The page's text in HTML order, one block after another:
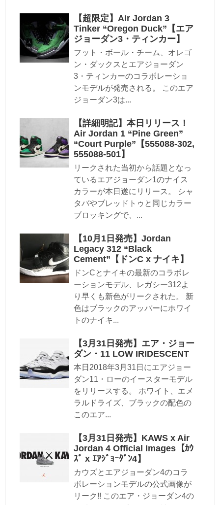
【超限定】Air Jordan 3
Tinker “Oregon Duck”【エア
ジョーダン3・ティンカー】
フット・ボール・チーム、オレゴ
ン・ダックスとエアジョーダン
3・ティンカーのコラボレーショ
ンモデルが発売される。 このエア
ジョーダン3は...
【詳細明記】本日リリース！
Air Jordan 1 “Pine Green”
“Court Purple”【555088-302,
555088-501】
リークされた当初から話題となっ
ているエアジョーダン1のナイス
カラーが本日遂にリリース。 シャ
タバやブレッドトゥと同じカラー
ブロッキングで、...
【10月1日発売】Jordan
Legacy 312 “Black
Cement”【ドンC x ナイキ】
ドンCとナイキの最新のコラボレ
ーションモデル、レガシー312よ
り早くも新色がリークされた。 新
色はブラックのアッパーにホワイ
トのナイキ...
【3月31日発売】エア・ジョー
ダン・11 LOW IRIDESCENT
本日2018年3月31日にエアジョー
ダン11・ローのイースターモデル
をリリースする。 ホワイト、エメ
ラルドライズ、ブラックの配色の
このエア...
【3月31日発売】KAWS x Air
Jordan 4 Official Images【ｶｳ
ｽﾞ x ｴｱｼﾞｮｰﾀﾞﾝ4】
カウズとエアジョーダン4のコラ
ボレーションモデルの公式画像が
リーク!! このエア・ジョーダン4の